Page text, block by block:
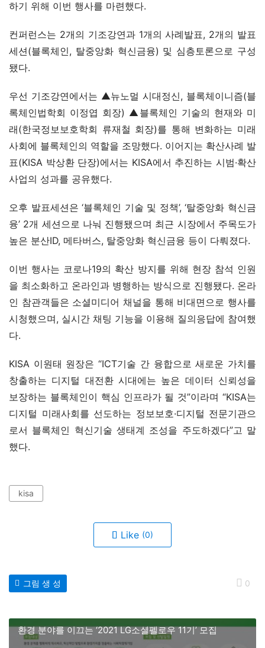
하기 위해 이번 행사를 마련했다.
컨퍼런스는 2개의 기조강연과 1개의 사례발표, 2개의 발표
세션(블록체인, 탈중앙화 혁신금융) 및 심층토론으로 구성
됐다.
우선 기조강연에서는 ▲뉴노멀 시대정신, 블록체이니즘(블
록체인법학회 이정엽 회장) ▲블록체인 기술의 현재와 미
래(한국정보보호학회 류재철 회장)를 통해 변화하는 미래
사회에 블록체인의 역할을 조망했다. 이어지는 확산사례 발
표(KISA 박상환 단장)에서는 KISA에서 추진하는 시범·확산
사업의 성과를 공유했다.
오후 발표세션은 ‘블록체인 기술 및 정책’, ‘탈중앙화 혁신금
융’ 2개 세션으로 나눠 진행됐으며 최근 시장에서 주목도가
높은 분산ID, 메타버스, 탈중앙화 혁신금융 등이 다뤄졌다.
이번 행사는 코로나19의 확산 방지를 위해 현장 참석 인원
을 최소화하고 온라인과 병행하는 방식으로 진행됐다. 온라
인 참관객들은 소셜미디어 채널을 통해 비대면으로 행사를
시청했으며, 실시간 채팅 기능을 이용해 질의응답에 참여했
다.
KISA 이원태 원장은 “ICT기술 간 융합으로 새로운 가치를
창출하는 디지털 대전환 시대에는 높은 데이터 신뢰성을
보장하는 블록체인이 핵심 인프라가 될 것”이라며 “KISA는
디지털 미래사회를 선도하는 정보보호·디지털 전문기관으
로서 블록체인 혁신기술 생태계 조성을 주도하겠다”고 말
했다.
kisa
Like (0)
0
그림 생 성
환경 분야를 이끄는 ‘2021 LG소셜펠로우 11기’ 모집